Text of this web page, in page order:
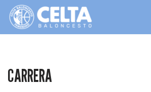
Saltar
CARRERA